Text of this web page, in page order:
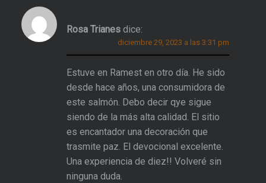
Rosa Trianes dice:
diciembre 29, 2023 a las 3:31 pm
Estuve en Ramest en otro día. He sido
desde hace años, una consumidora de
este salmón. Debo decir qye sigue
siendo de la más alta calidad. El sitio
es encantador una decoración que
trasmite paz. El devocional excelente.
Una experiencia de diez!! Volveré sin
ninguna duda.